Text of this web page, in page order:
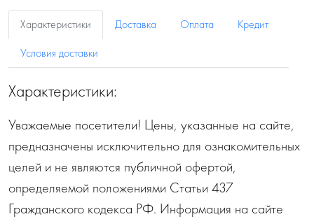
Характеристики Доставка Оплата
Кредит
Условия доставки
Характеристики:
Уважаемые посетители! Цены, указанные на сайте,
предназначены исключительно для ознакомительных
целей и не являются публичной офертой,
определяемой положениями Статьи 437
Гражданского кодекса РФ. Информация на сайте